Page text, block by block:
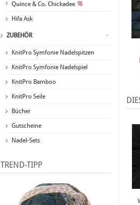
Quince & Co. Chickadee
Hifa Ask
ZUBEHÖR
KnitPro Symfonie Nadelspitzen
KnitPro Symfonie Nadelspiel
KnitPro Bamboo
KnitPro Seile
Bücher
Gutscheine
Nadel-Sets
TREND-TIPP